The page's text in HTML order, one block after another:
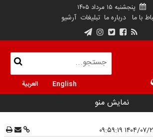
پنجشنبه ۱۵ مرداد ۱۴۰۵
با ما درباره ما تبلیغات آرشیو
English العربية
نمایش منو